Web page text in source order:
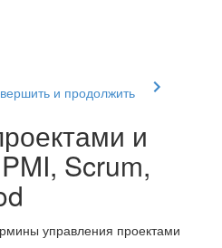
и продолжить
и
Scrum,
управления проектами